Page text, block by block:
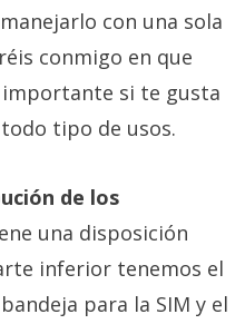
con una sola
conmigo en que
si te gusta
tipo de usos.
de los
una disposición
inferior tenemos el
para la SIM y el